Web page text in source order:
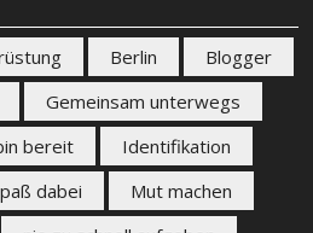
Berlin
Blogger
Gemeinsam unterwegs
bereit
Identifikation
dabei
Mut machen